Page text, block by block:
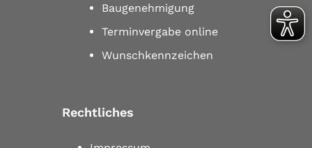
Baugenehmigung
Terminvergabe online
Wunschkennzeichen
Rechtliches